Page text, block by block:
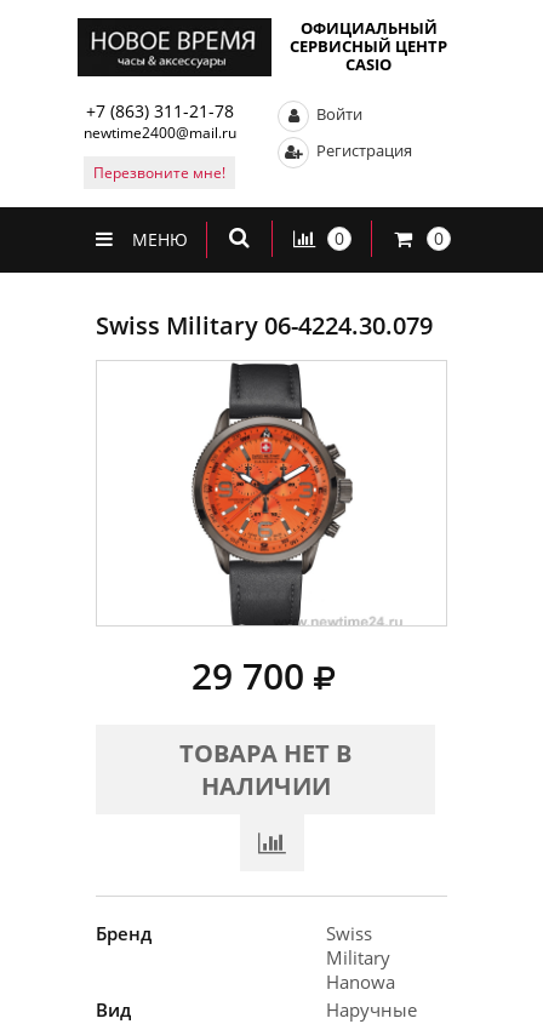
ОФИЦИАЛЬНЫЙ
СЕРВИСНЫЙ ЦЕНТР
CASIO
+7 (863) 311-21-78
newtime2400@mail.ru
Перезвоните мне!
Войти
Регистрация
МЕНЮ 0 0
Swiss Military 06-4224.30.079
29 700
ТОВАРА НЕТ В
НАЛИЧИИ
Бренд
Swiss
Military
Hanowa
Вид
Наручные